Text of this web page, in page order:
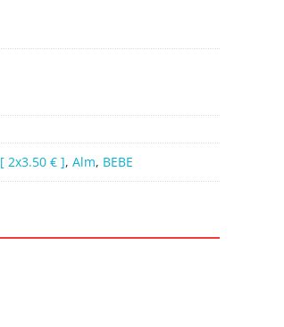
[ 2x3.50 € ], Alm, BEBE